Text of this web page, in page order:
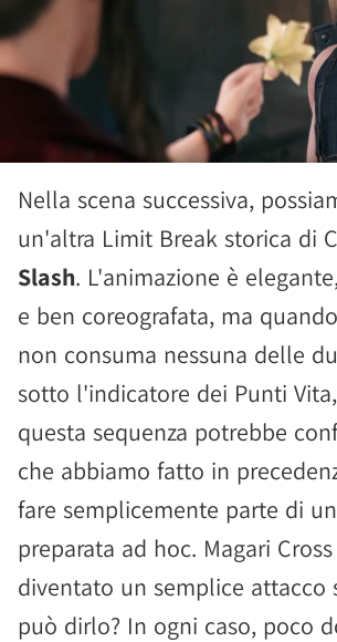
Nella scena successiva,
un'altra Limit Break storica di
Slash. L'animazione è
e ben coreografata, ma
non consuma nessuna delle
sotto l'indicatore dei Punti
questa sequenza potrebbe
che abbiamo fatto in
fare semplicemente parte di
preparata ad hoc. Magari
diventato un semplice attacco
può dirlo? In ogni caso, poco